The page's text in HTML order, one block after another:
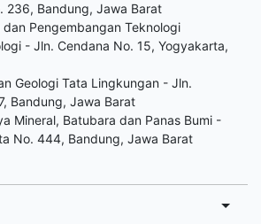
236, Bandung, Jawa Barat
dan Pengembangan Teknologi
- Jln. Cendana No. 15, Yogyakarta,
Geologi Tata Lingkungan - Jln.
Bandung, Jawa Barat
Mineral, Batubara dan Panas Bumi -
No. 444, Bandung, Jawa Barat